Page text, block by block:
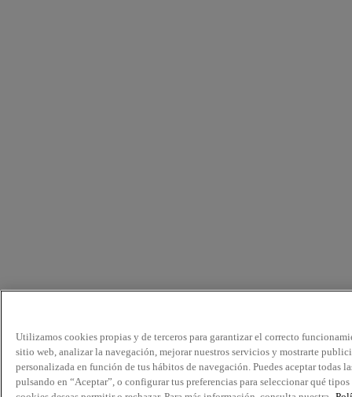
Utilizamos cookies propias y de terceros para garantizar el correcto
sitio web, analizar la navegación, mejorar nuestros servicios y mostrarte
personalizada en función de tus hábitos de navegación. Puedes aceptar todas
pulsando en “Aceptar”, o configurar tus preferencias para seleccionar qué tipos